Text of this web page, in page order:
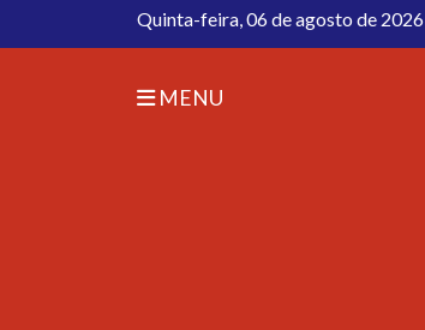
Quinta-feira, 06 de agosto de 2026
MENU